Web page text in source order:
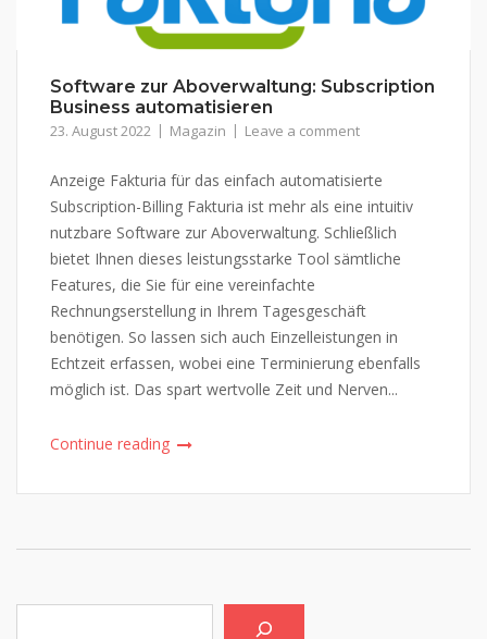
Software zur Aboverwaltung: Subscription
Business automatisieren
23. August 2022 Magazin Leave a comment
Anzeige Fakturia für das einfach automatisierte
Subscription-Billing Fakturia ist mehr als eine intuitiv
nutzbare Software zur Aboverwaltung. Schließlich
bietet Ihnen dieses leistungsstarke Tool sämtliche
Features, die Sie für eine vereinfachte
Rechnungserstellung in Ihrem Tagesgeschäft
benötigen. So lassen sich auch Einzelleistungen in
Echtzeit erfassen, wobei eine Terminierung ebenfalls
möglich ist. Das spart wertvolle Zeit und Nerven...
Continue reading